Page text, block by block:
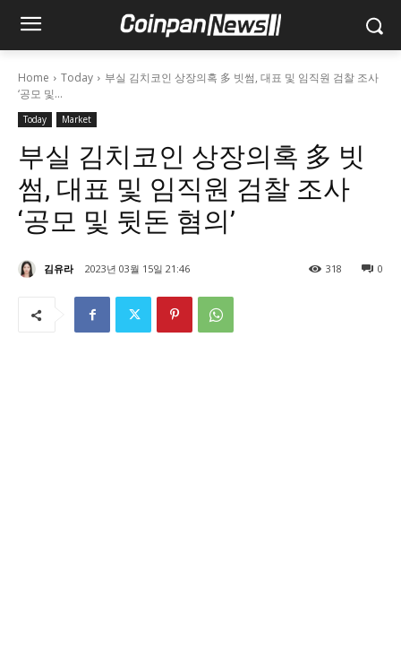
Home Today
부실 김치코인 상장의혹 多 빗썸, 대표 및 임직원 검찰 조사
‘공모 및...
Today Market
부실 김치코인 상장의혹 多 빗
썸, 대표 및 임직원 검찰 조사
‘공모 및 뒷돈 혐의’
김유라 2023년 03월 15일 21:46 0
318